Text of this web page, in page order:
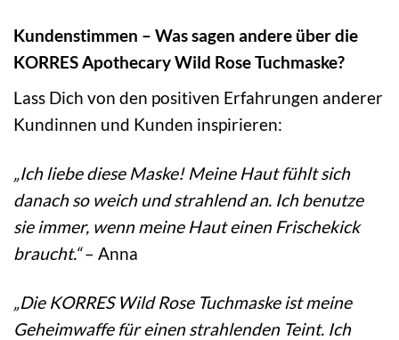
Kundenstimmen – Was sagen andere über die
KORRES Apothecary Wild Rose Tuchmaske?
Lass Dich von den positiven Erfahrungen anderer
Kundinnen und Kunden inspirieren:
„Ich liebe diese Maske! Meine Haut fühlt sich
danach so weich und strahlend an. Ich benutze
sie immer, wenn meine Haut einen Frischekick
braucht.“– Anna
„Die KORRES Wild Rose Tuchmaske ist meine
Geheimwaffe für einen strahlenden Teint. Ich